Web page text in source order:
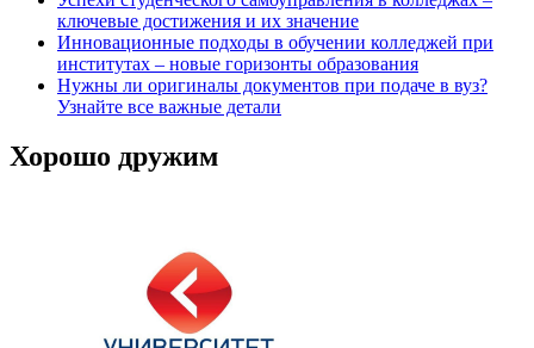
ключевые достижения и их значение
Инновационные подходы в обучении колледжей при
институтах – новые горизонты образования
Нужны ли оригиналы документов при подаче в вуз?
Узнайте все важные детали
Хорошо дружим